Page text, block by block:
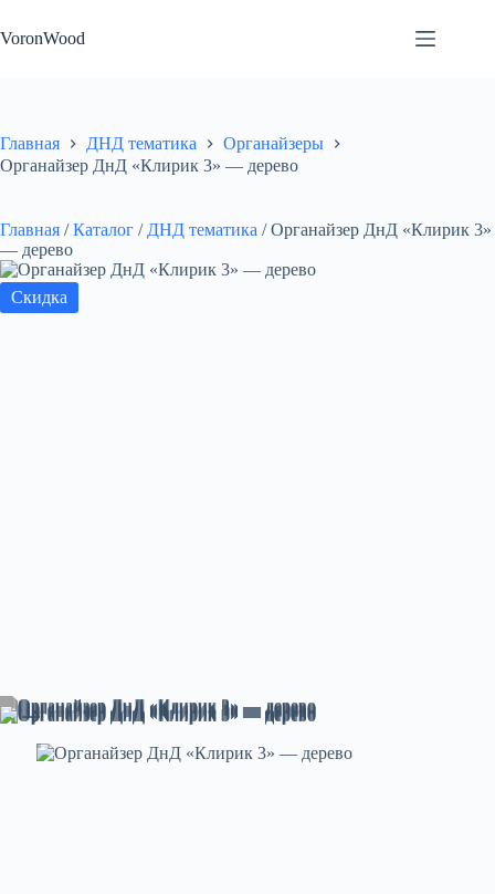
к
сути
VoronWood
Главная ДНД тематика
Органайзеры
Органайзер ДнД «Клирик 3» — дерево
Главная / Каталог / ДНД тематика / Органайзер ДнД «Клирик 3»
— дерево
Скидка